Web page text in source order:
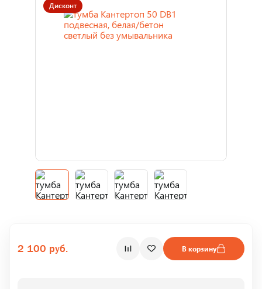
Дисконт
2 100 руб. В корзину